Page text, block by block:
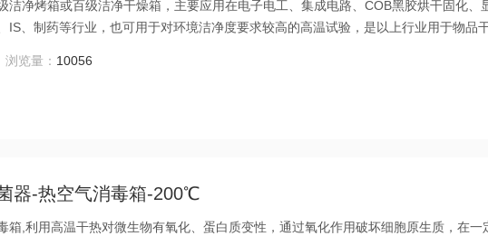
洁净烤箱或百级洁净干燥箱，主要应用在电子电工、集成电路、COB黑胶烘干固化、
IS、制药等行业，也可用于对环境洁净度要求较高的高温试验，是以上行业用于物品
浏览量： 10056
器-热空气消毒箱-200℃
箱,利用高温干热对微生物有氧化、蛋白质变性，通过氧化作用破坏细胞原生质，在一